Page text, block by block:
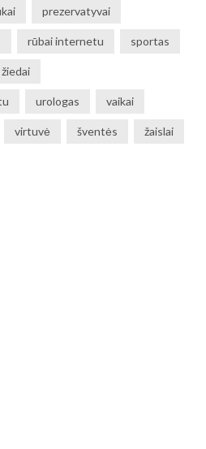
prezervatyvai
rūbai internetu sportas
urologas vaikai
virtuvė šventės žaislai